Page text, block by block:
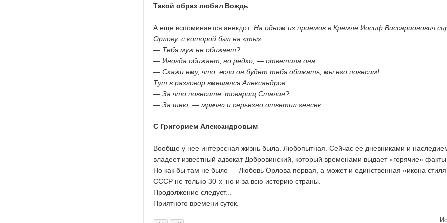
Такой образ любил Вождь
А еще вспоминается анекдот: На одном из приемов в Кремле Иосиф Виссарионович
Орлову, с которой был на «ты»:
— Тебя муж не обижает?
— Иногда обижает, но редко, — ответила она.
— Скажи ему, что, если он будет тебя обижать, мы его повесим!
Тут в разговор вмешался Александров:
— За что повесите, товарищ Сталин?
— За шею, — мрачно и серьезно ответил генсек.
С Григорием Александровым
Вообще у нее интересная жизнь была. Любопытная. Сейчас ее дневниками и
владеет известный адвокат Добровинский, который временами выдает «горячие»
Но как бы там не было — Любовь Орлова первая, а может и единственная «икона
СССР не только 30-х, но и за всю историю страны.
Продолжение следует...
Приятного времени суток.